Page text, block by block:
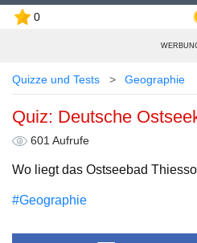
0
Quizze und Tests Geographie
Quiz: Deutsche
601 Aufrufe
Wo liegt das Ostseebad
#Geographie